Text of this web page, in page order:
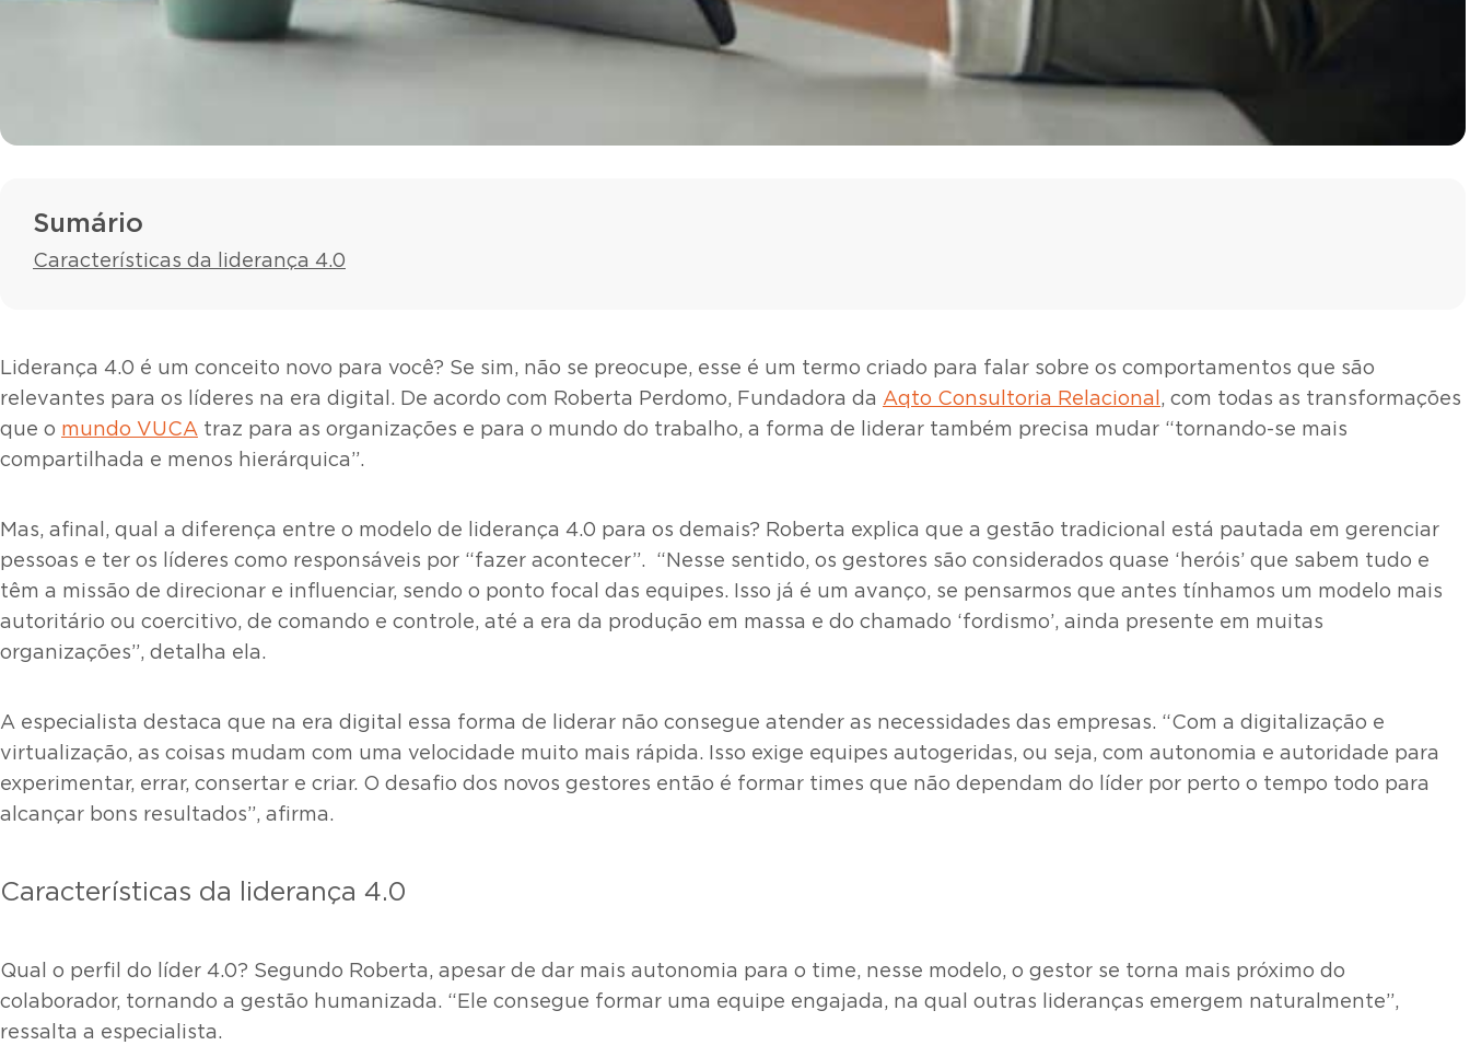
Sumário
Características da liderança 4.0
Liderança 4.0 é um conceito novo para você? Se sim, não se preocupe, esse é um termo criado para falar sobre os comportamentos que são
relevantes para os líderes na era digital. De acordo com Roberta Perdomo, Fundadora da Aqto Consultoria Relacional , com todas as transformações
que o mundo VUCA traz para as organizações e para o mundo do trabalho, a forma de liderar também precisa mudar “tornando-se mais
compartilhada e menos hierárquica”.
Mas, afinal, qual a diferença entre o modelo de liderança 4.0 para os demais? Roberta explica que a gestão tradicional está pautada em gerenciar
pessoas e ter os líderes como responsáveis por “fazer acontecer”. “Nesse sentido, os gestores são considerados quase ‘heróis’ que sabem tudo e
têm a missão de direcionar e influenciar, sendo o ponto focal das equipes. Isso já é um avanço, se pensarmos que antes tínhamos um modelo mais
autoritário ou coercitivo, de comando e controle, até a era da produção em massa e do chamado ‘fordismo’, ainda presente em muitas
organizações”, detalha ela.
A especialista destaca que na era digital essa forma de liderar não consegue atender as necessidades das empresas. “Com a digitalização e
virtualização, as coisas mudam com uma velocidade muito mais rápida. Isso exige equipes autogeridas, ou seja, com autonomia e autoridade para
experimentar, errar, consertar e criar. O desafio dos novos gestores então é formar times que não dependam do líder por perto o tempo todo para
alcançar bons resultados”, afirma.
Características da liderança 4.0
Qual o perfil do líder 4.0? Segundo Roberta, apesar de dar mais autonomia para o time, nesse modelo, o gestor se torna mais próximo do
colaborador, tornando a gestão humanizada. “Ele consegue formar uma equipe engajada, na qual outras lideranças emergem naturalmente”,
ressalta a especialista.